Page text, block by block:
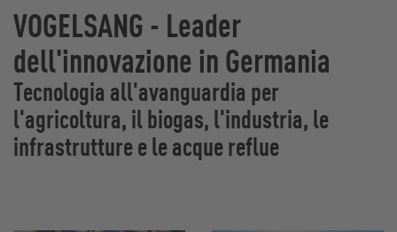
VOGELSANG - Leader
dell'innovazione in Germania
Tecnologia all'avanguardia per
l'agricoltura, il biogas, l'industria, le
infrastrutture e le acque reflue